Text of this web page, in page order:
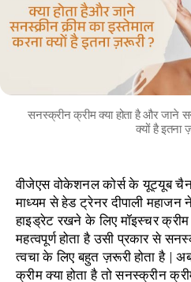
सनस्क्रीन क्रीम क्या होता है और जाने
क्यों है इतना
वीजेएस वोकेशनल कोर्स के यूट्यूब
माध्यम से हेड ट्रेनर दीपाली महाजन
हाइड्रेट रखने के लिए मॉइस्चर
महत्वपूर्ण होता है उसी प्रकार से
त्वचा के लिए बहुत ज़रूरी होता है |
क्रीम क्या होता है तो सनस्क्रीन